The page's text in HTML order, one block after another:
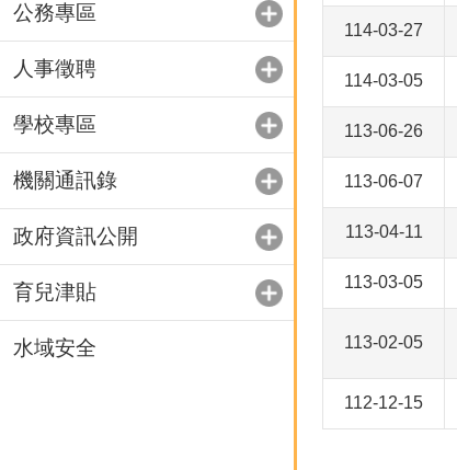
公務專區
人事徵聘
學校專區
機關通訊錄
政府資訊公開
育兒津貼
水域安全
114-03-27
114-03-05
113-06-26
113-06-07
113-04-11
113-03-05
113-02-05
112-12-15